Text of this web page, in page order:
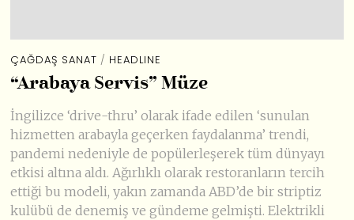
ÇAĞDAŞ SANAT / HEADLINE
“Arabaya Servis” Müze
İngilizce ‘drive-thru’ olarak ifade edilen ‘sunulan
hizmetten arabayla geçerken faydalanma’ trendi,
pandemi nedeniyle de popülerleşerek tüm dünyayı
etkisi altına aldı. Ağırlıklı olarak restoranların tercih
ettiği bu modeli, yakın zamanda ABD’de bir striptiz
kulübü de denemiş ve gündeme gelmişti. Elektrikli